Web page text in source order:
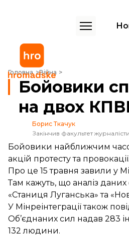
Головна Війна
Бойовики спробують влаштувати
Бойовики
на двох
Борис Ткачук
Закінчив факультет
Бойовики найближчим
акцій протесту та провокації.
Про це 15 травня завили у
Там кажуть, що аналіз
«Станиця Луганська» та
У Мінреінтеграції також
Об’єднаних сил надав 283
132 людини.